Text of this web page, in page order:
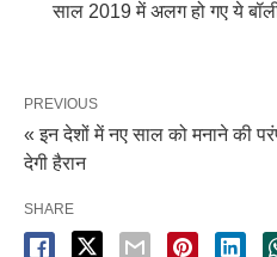
साल 2019 में अलग हो गए ये
PREVIOUS
« इन देशों में नए साल को मनाने की
देगी हैरान
SHARE